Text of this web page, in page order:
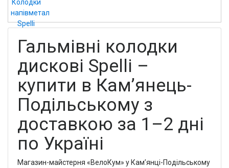
Гальмівні колодки
дискові Spelli –
купити в Кам’янець-
Подільському з
доставкою за 1–2 дні
по Україні
Магазин-майстерня «ВелоКум» у Кам’янці-Подільському